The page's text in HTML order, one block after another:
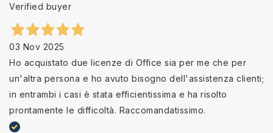
Verified buyer
03 Nov 2025
Ho acquistato due licenze di Office sia per me che per
un'altra persona e ho avuto bisogno dell'assistenza clienti;
in entrambi i casi è stata efficientissima e ha risolto
prontamente le difficoltà. Raccomandatissimo.